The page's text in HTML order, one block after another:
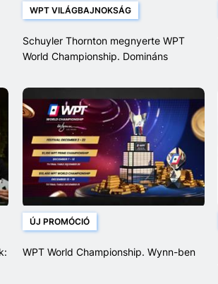
WPT VILÁGBAJNOKSÁG
Schuyler Thornton megnyerte WPT
World Championship. Domináns
ÚJ PROMÓCIÓ
WPT World Championship. Wynn-ben